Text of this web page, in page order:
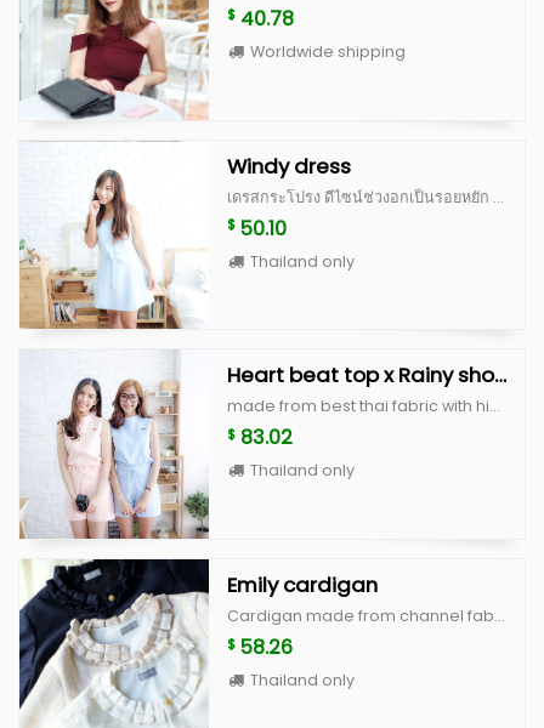
$ 40.78
Worldwide shipping
Windy dress
เดรสกระโปรง ดีไซน์ช่วงอกเป็นรอยหยัก ตีเกล็ดช่วงอก ทำให้ไม่ดูเรียบจนเกินไป ช่วงเอว มีผ้าให้ผูกเป็นโบว์ด้านหน้า หรือใส่แบบไม่ผูกโบว์ แล้วนำผ้ามาผูกเป็นผ้าคาดผมก็ได้ค่ะ มีซิปซ่อนด้านหลัง สามารถใส่ไปทำงาน ใส่ไปเที่ยว หรือใส่ออกงานได้สบายค่ะ ทำจากผ้านำเข้าเนื้อดี มีซับในและอัดกาวเต็มตัว คัดติ้งเนี้ยบ เดรสทรงแบบนี้ใส่ได้เรื่อยๆ ควรมีติดตู้ไว้นะคะ Color : white, peach, blue Size : อก 34” เอว 28-30” สะโพก ฟรี ยาว 31”
$ 50.10
Thailand only
Heart beat top x Rainy short
made from best thai fabric with high quality cutting, unique and cute style heart beat top color : white,peach,blue,beige scott size : beast 36" lenght 18" rainy short color : white,peach,blue,beige scott size S : waist 25" hip 35" lenght 15" size M : waist 27" hip 37" lenght 15"
$ 83.02
Thailand only
Emily cardigan
Cardigan made from channel fabric, with good quality cutting Color : White, Cream stripe and Navy Size : Freesize
$ 58.26
Thailand only